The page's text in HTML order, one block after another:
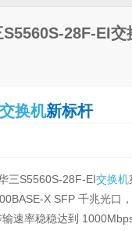
28F-EI交
交换机新标杆
三S5560S-28F-EI交换机
X SFP 千兆光口
速率稳稳达到